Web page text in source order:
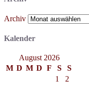
Archiv
Kalender
August 2026
M D M D F S
S
1
2